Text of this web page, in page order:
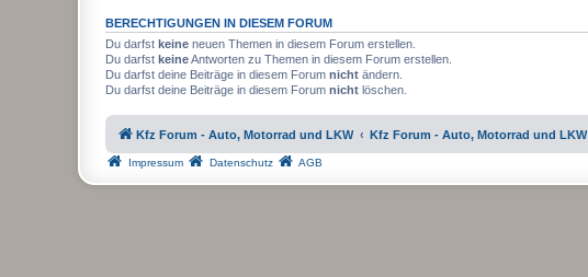
BERECHTIGUNGEN IN DIESEM FORUM
Du darfst keine neuen Themen in diesem Forum erstellen.
Du darfst keineAntworten zu Themen in diesem Forum erstellen.
Du darfst deine Beiträge in diesem Forum nicht ändern.
Du darfst deine Beiträge in diesem Forum nicht löschen.
Kfz Forum - Auto, Motorrad und LKW Kfz Forum - Auto, Motorrad und LKW
Impressum Datenschutz AGB